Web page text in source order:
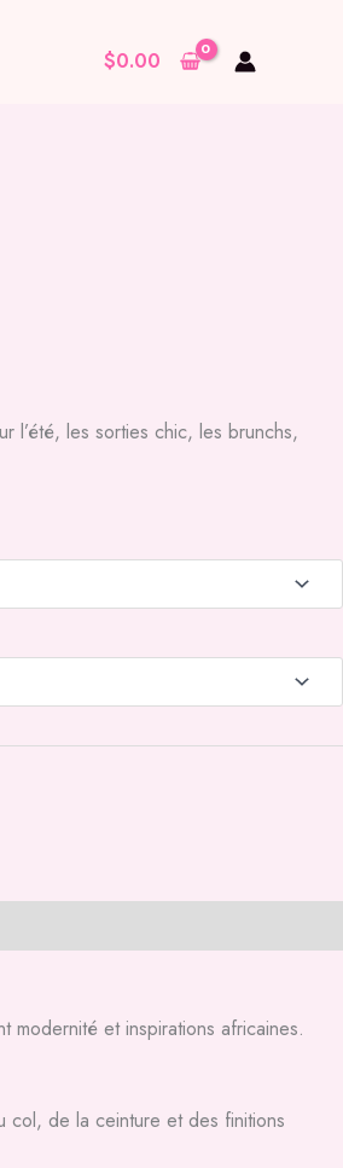
$0.00
l’été, les sorties chic, les brunchs,
modernité et inspirations africaines.
col, de la ceinture et des finitions